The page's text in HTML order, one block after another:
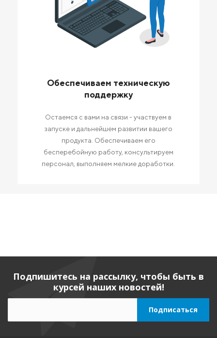
Обеспечиваем техническую
поддержку
Остаемся с вами на связи - участвуем в
запуске и дальнейшем развитии вашего
продукта. Обеспечиваем его
бесперебойную работу, консультируем
персонал, выполняем мелкие доработки.
Подпишитесь на рассылку, чтобы быть в
курсей наших новостей!